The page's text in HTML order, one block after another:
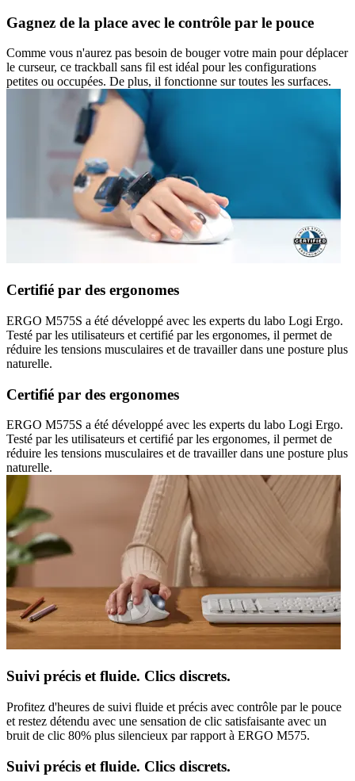
Gagnez de la place avec le contrôle par le pouce
Comme vous n'aurez pas besoin de bouger votre main pour déplacer
le curseur, ce trackball sans fil est idéal pour les configurations
petites ou occupées. De plus, il fonctionne sur toutes les surfaces.
Certifié par des ergonomes
ERGO M575S a été développé avec les experts du labo Logi Ergo.
Testé par les utilisateurs et certifié par les ergonomes, il permet de
réduire les tensions musculaires et de travailler dans une posture plus
naturelle.
Certifié par des ergonomes
ERGO M575S a été développé avec les experts du labo Logi Ergo.
Testé par les utilisateurs et certifié par les ergonomes, il permet de
réduire les tensions musculaires et de travailler dans une posture plus
naturelle.
Suivi précis et fluide. Clics discrets.
Profitez d'heures de suivi fluide et précis avec contrôle par le pouce
et restez détendu avec une sensation de clic satisfaisante avec un
bruit de clic 80% plus silencieux par rapport à ERGO M575.
Suivi précis et fluide. Clics discrets.